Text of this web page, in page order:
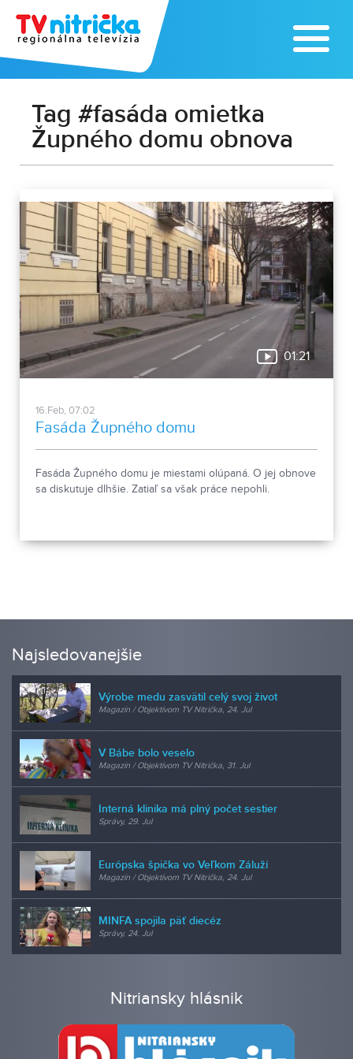
Tag #fasáda omietka
Župného domu obnova
01:21
16.Feb, 07:02
Fasáda Župného domu
Fasáda Župného domu je miestami olúpaná. O jej obnove
sa diskutuje dlhšie. Zatiaľ sa však práce nepohli.
Najsledovanejšie
Výrobe medu zasvätil celý svoj život
Magazín / Objektívom TV Nitrička, 24. Jul
V Bábe bolo veselo
Magazín / Objektívom TV Nitrička, 31. Jul
Interná klinika má plný počet sestier
Správy, 29. Jul
Európska špička vo Veľkom Záluží
Magazín / Objektívom TV Nitrička, 24. Jul
MINFA spojila päť diecéz
Správy, 24. Jul
Nitriansky hlásnik